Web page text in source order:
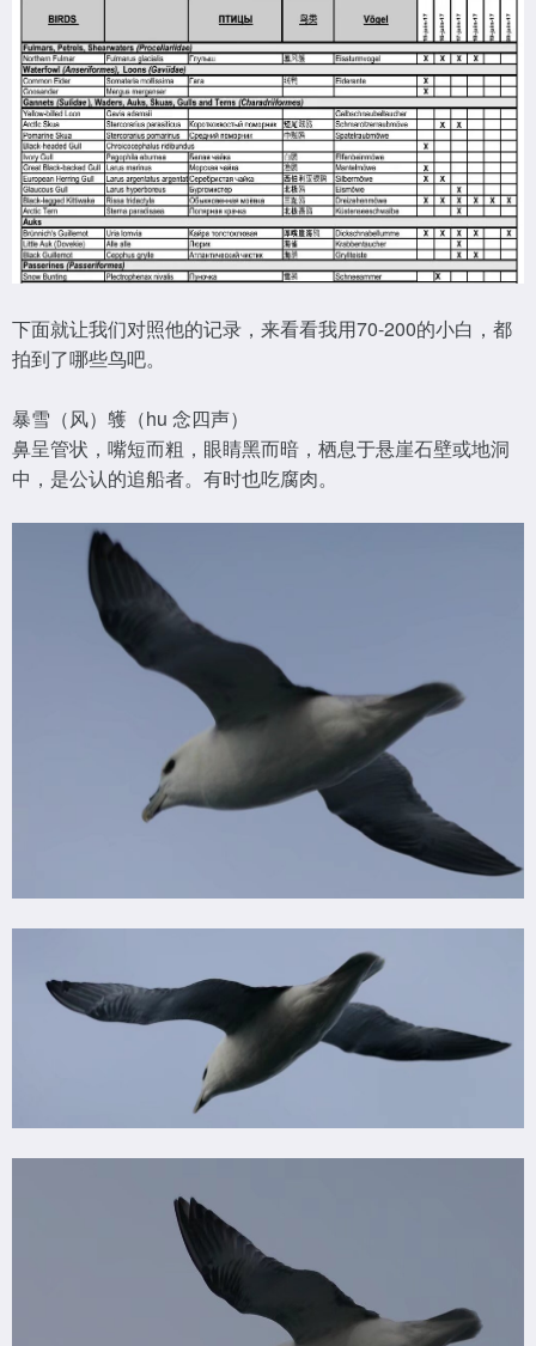
下面就让我们对照他的记录，来看看我用70-200的小白，都
拍到了哪些鸟吧。
暴雪（风）鹱（hu 念四声）
鼻呈管状，嘴短而粗，眼睛黑而暗，栖息于悬崖石壁或地洞
中，是公认的追船者。有时也吃腐肉。